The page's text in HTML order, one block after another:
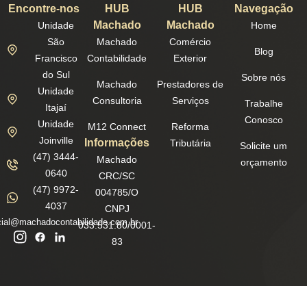
Encontre-nos
Unidade
São
Francisco
do Sul
Unidade
Itajaí
Unidade
Joinville
(47) 3444-
0640
(47) 9972-
4037
HUB
Machado
Machado
Contabilidade
Machado
Consultoria
M12 Connect
Informações
Machado
CRC/SC
004785/O
CNPJ
033.531.80/0001-
83
HUB
Machado
Comércio
Exterior
Prestadores de
Serviços
Reforma
Tributária
Navegação
Home
Blog
Sobre nós
Trabalhe
Conosco
Solicite um
orçamento